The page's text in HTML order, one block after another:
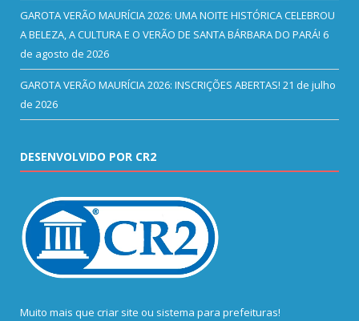
GAROTA VERÃO MAURÍCIA 2026: UMA NOITE HISTÓRICA CELEBROU
A BELEZA, A CULTURA E O VERÃO DE SANTA BÁRBARA DO PARÁ! 6
de agosto de 2026
GAROTA VERÃO MAURÍCIA 2026: INSCRIÇÕES ABERTAS! 21 de julho
de 2026
DESENVOLVIDO POR CR2
Muito mais que criar site ou sistema para prefeituras!